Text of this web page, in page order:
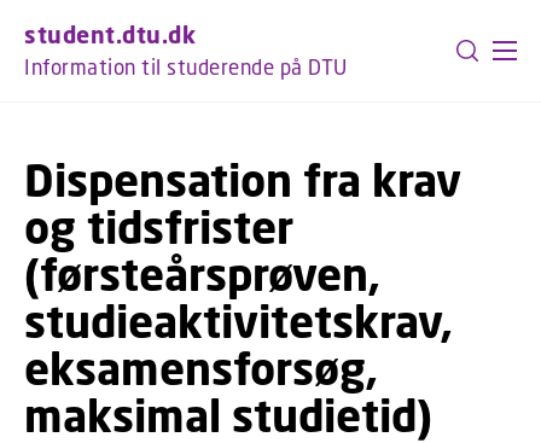
student.dtu.dk
Information til studerende på DTU
Dispensation fra krav
og tidsfrister
(førsteårsprøven,
studieaktivitetskrav,
eksamensforsøg,
maksimal studietid)